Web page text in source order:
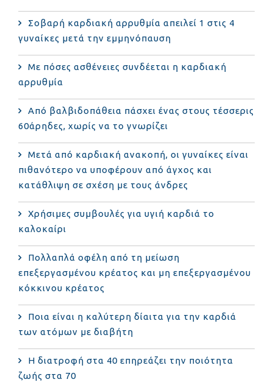
Σοβαρή καρδιακή αρρυθμία απειλεί 1 στις 4
γυναίκες μετά την εμμηνόπαυση
Με πόσες ασθένειες συνδέεται η καρδιακή
αρρυθμία
Από βαλβιδοπάθεια πάσχει ένας στους τέσσερις
60άρηδες, χωρίς να το γνωρίζει
Μετά από καρδιακή ανακοπή, οι γυναίκες είναι
πιθανότερο να υποφέρουν από άγχος και
κατάθλιψη σε σχέση με τους άνδρες
Χρήσιμες συμβουλές για υγιή καρδιά το
καλοκαίρι
Πολλαπλά οφέλη από τη μείωση
επεξεργασμένου κρέατος και μη επεξεργασμένου
κόκκινου κρέατος
Ποια είναι η καλύτερη δίαιτα για την καρδιά
των ατόμων με διαβήτη
Η διατροφή στα 40 επηρεάζει την ποιότητα
ζωής στα 70